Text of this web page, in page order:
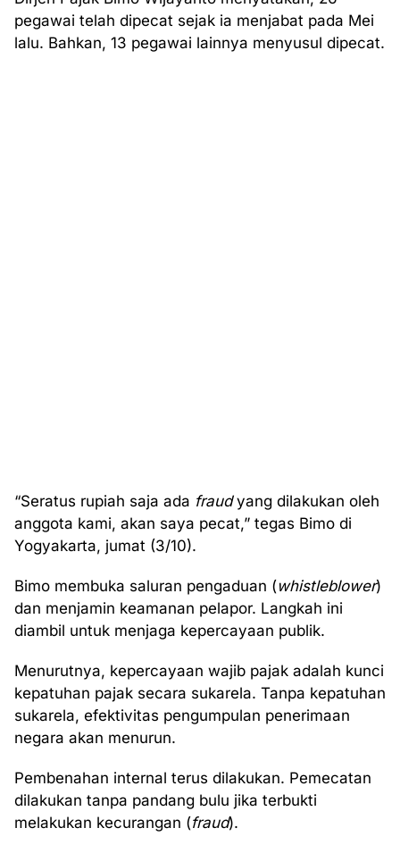
pegawai telah dipecat sejak ia menjabat pada Mei
lalu. Bahkan, 13 pegawai lainnya menyusul dipecat.
“Seratus rupiah saja ada fraudyang dilakukan oleh
anggota kami, akan saya pecat,” tegas Bimo di
Yogyakarta, jumat (3/10).
Bimo membuka saluran pengaduan (whistleblower)
dan menjamin keamanan pelapor. Langkah ini
diambil untuk menjaga kepercayaan publik.
Menurutnya, kepercayaan wajib pajak adalah kunci
kepatuhan pajak secara sukarela. Tanpa kepatuhan
sukarela, efektivitas pengumpulan penerimaan
negara akan menurun.
Pembenahan internal terus dilakukan. Pemecatan
dilakukan tanpa pandang bulu jika terbukti
melakukan kecurangan (fraud).